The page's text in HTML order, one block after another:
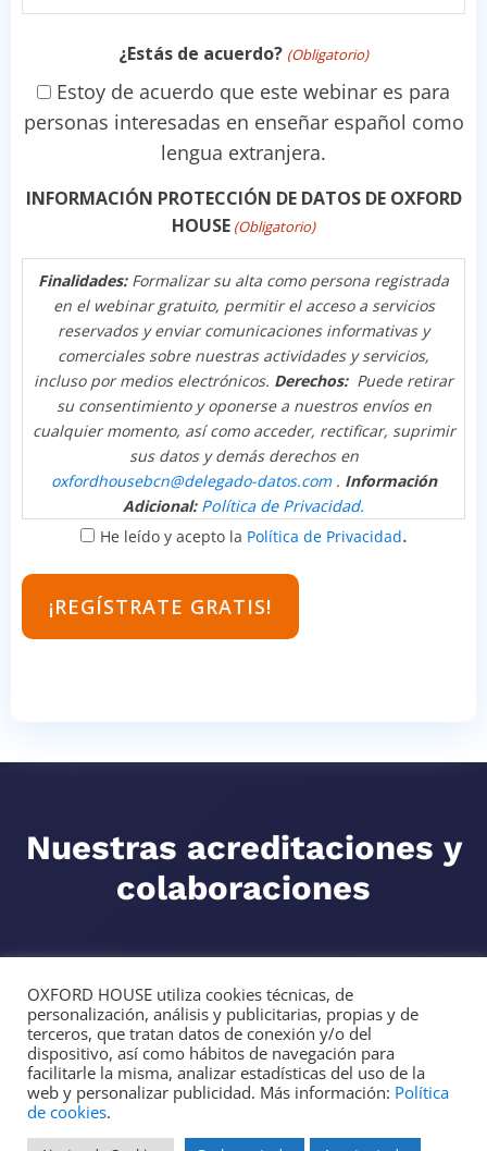
¿Estás de acuerdo? (Obligatorio)
Estoy de acuerdo que este webinar es para
personas interesadas en enseñar español como
lengua extranjera.
INFORMACIÓN PROTECCIÓN DE DATOS DE OXFORD
HOUSE (Obligatorio)
Finalidades:Formalizar su alta como persona registrada
en el webinar gratuito, permitir el acceso a servicios
reservados y enviar comunicaciones informativas y
comerciales sobre nuestras actividades y servicios,
incluso por medios electrónicos. Derechos:Puede retirar
su consentimiento y oponerse a nuestros envíos en
cualquier momento, así como acceder, rectificar, suprimir
sus datos y demás derechos en
oxfordhousebcn@delegado-datos.com . Información
Adicional: Política de Privacidad.
He leído y acepto la Política de Privacidad.
Nuestras acreditaciones y
colaboraciones
Copyright © 2026
Política de Privacidad|Aviso Legal|Cursos
OXFORD HOUSE utiliza cookies técnicas, de
personalización, análisis y publicitarias, propias y de
terceros, que tratan datos de conexión y/o del
dispositivo, así como hábitos de navegación para
facilitarle la misma, analizar estadísticas del uso de la
web y personalizar publicidad. Más información: Política
de cookies.